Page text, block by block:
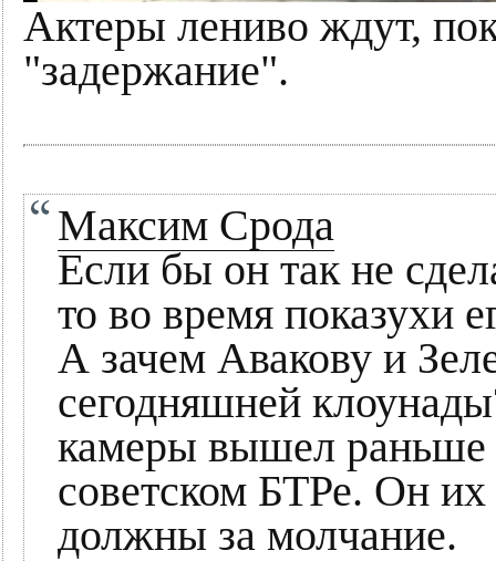
Актеры лениво ждут,
"задержание".
Максим Срода
Если бы он так не
то во время показухи
А зачем Авакову и
сегодняшней
камеры вышел раньше
советском БТРе. Он
должны за молчание.